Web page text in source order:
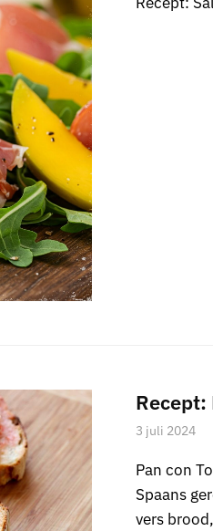
Recept:
3 juli 2024
Pan con
Spaans
vers